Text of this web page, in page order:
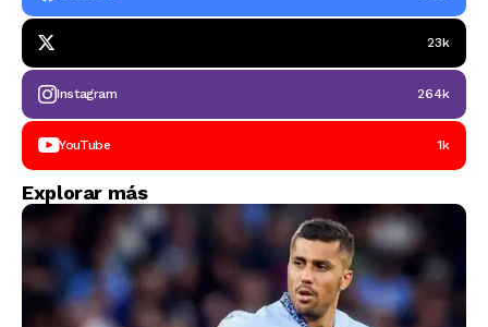
23k
Instagram 264k
YouTube 1k
Explorar más